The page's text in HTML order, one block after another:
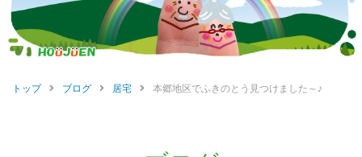
トップ ブログ 居宅 本郷地区でふきのとう見つけました～♪